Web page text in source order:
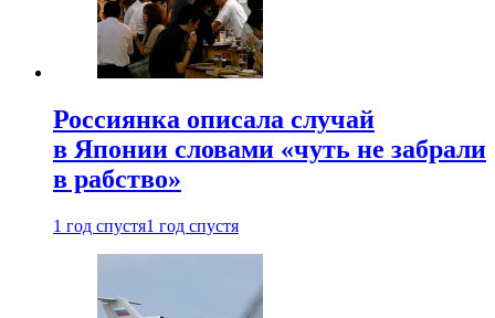
Россиянка описала случай
в Японии словами «чуть не забрали
в рабство»
1 год спустя1 год спустя